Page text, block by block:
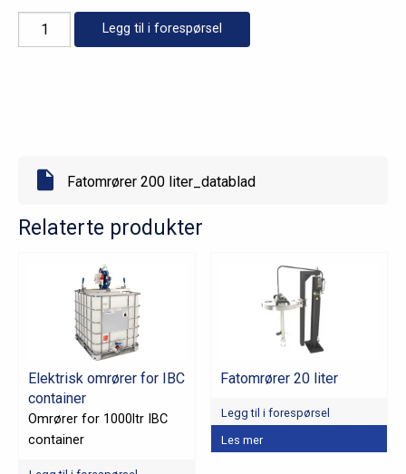
Fatomrører
200
Legg til i forespørsel
Fatomrører 200 liter_datablad
Relaterte produkter
Elektrisk omrører for IBC
container
Omrører for 1000ltr IBC
container
Fatomrører 20 liter
Legg til i forespørsel
Les mer